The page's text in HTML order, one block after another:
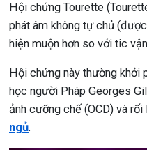
Hội chứng Tourette
phát âm không tự chủ
hiện muộn hơn so với tic
Hội chứng này thường khởi
học người Pháp Georges
ảnh cưỡng chế (OCD) và
ngủ.